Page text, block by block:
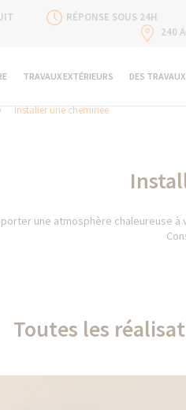
RÉPONSE SOUS 24H
240
TRAVAUX EXTÉRIEURS DES
Installer une cheminée
une atmosphère chaleureuse à
Toutes les